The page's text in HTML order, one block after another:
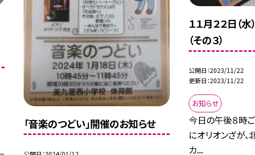
「音楽のつどい」開催のお知らせ
１１月２２日（
（その３）
公開日 2023/11/22
更新日 2023/11/22
お知らせ
今日の午後８時ご
にオリオンざが、
カ...